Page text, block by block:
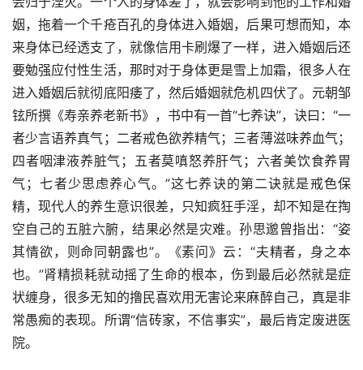
姻，拖着一个千疮百孔的身体进入婚姻，后果可想而知，本
来身体已经透支了，就像信用卡刷爆了一样，进入婚姻后还
要勉强应付性生活，那时对于身体更是雪上加霜，很多人在
进入婚姻后就彻底阳痿了，然后婚姻就危机四伏了。元朝邹
铉所撰《寿亲养老新书》，书中有一首“七养诀”，诀曰：“一
者少言语养真气；二者戒色欲养精气；三者薄滋味养血气；
四者咽津液养脏气；五者莫嗔怒养肝气；六者美饮食养胃
气；七者少思虑养心气。”这七养诀的第二诀就是戒色保
精，现代人的养生意识很差，只知疯狂手淫，却不知是在掏
空自己的五脏六腑，结果必然是灾难。孙思邈曾指出：“姿
其情欲，则命同朝露也”。《素问》云：“夫精者，身之本
也。”肾精损耗就动摇了生命的根本，伤到最后必然就是症
状缠身，很多无知的撸民喜欢用无害论来麻醉自己，真是非
常愚痴的表现。所谓“信砖家，不信事实”，最后肯定废进医
院。